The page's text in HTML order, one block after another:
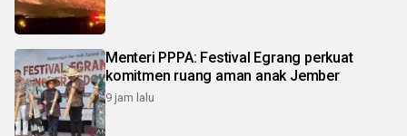
Menteri PPPA: Festival Egrang perkuat
komitmen ruang aman anak Jember
9 jam lalu